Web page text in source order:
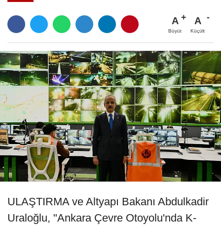
A
Büyüt
A
Küçült
ULAŞTIRMA ve Altyapı Bakanı Abdulkadir
Uraloğlu, "Ankara Çevre Otoyolu'nda K-